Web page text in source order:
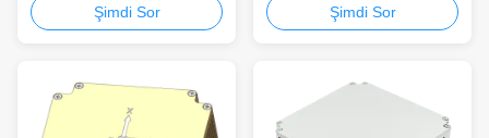
Fiber Optic Inertial Unit
Şimdi Sor
Düşük Güç Tüketimi
İnersiyonal Ölçüm Birimi
Şimdi Sor